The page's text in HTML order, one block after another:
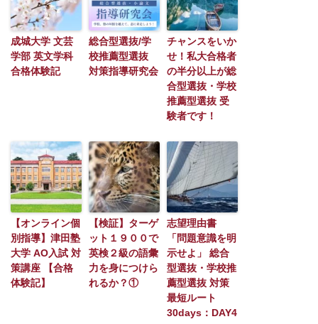
成城大学 文芸
学部 英文学科
合格体験記
総合型選抜/学
校推薦型選抜
対策指導研究会
チャンスをいか
せ！私大合格者
の半分以上が総
合型選抜・学校
推薦型選抜 受
験者です！
【オンライン個
別指導】津田塾
大学 AO入試 対
策講座 【合格
体験記】
【検証】ターゲ
ット１９００で
英検２級の語彙
力を身につけら
れるか？①
志望理由書
「問題意識を明
示せよ」 総合
型選抜・学校推
薦型選抜 対策
最短ルート
30days：DAY4